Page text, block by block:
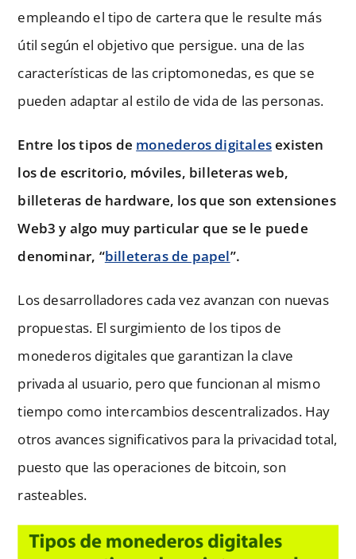
empleando el tipo de cartera que le resulte más
útil según el objetivo que persigue. una de las
características de las criptomonedas, es que se
pueden adaptar al estilo de vida de las personas.
Entre los tipos de monederos digitalesexisten
los de escritorio, móviles, billeteras web,
billeteras de hardware, los que son extensiones
Web3 y algo muy particular que se le puede
denominar, “billeteras de papel”.
Los desarrolladores cada vez avanzan con nuevas
propuestas. El surgimiento de los tipos de
monederos digitales que garantizan la clave
privada al usuario, pero que funcionan al mismo
tiempo como intercambios descentralizados. Hay
otros avances significativos para la privacidad total,
puesto que las operaciones de bitcoin, son
rasteables.